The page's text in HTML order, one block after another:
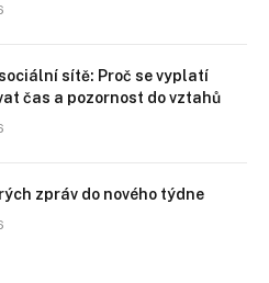
sítě: Proč se vyplatí
čas a pozornost do vztahů
zpráv do nového týdne